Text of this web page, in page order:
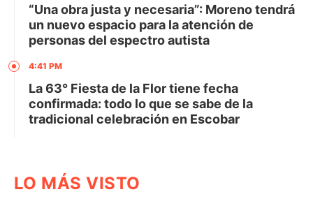
“Una obra justa y necesaria”: Moreno tendrá
un nuevo espacio para la atención de
personas del espectro autista
4:41 PM
La 63° Fiesta de la Flor tiene fecha
confirmada: todo lo que se sabe de la
tradicional celebración en Escobar
LO MÁS VISTO